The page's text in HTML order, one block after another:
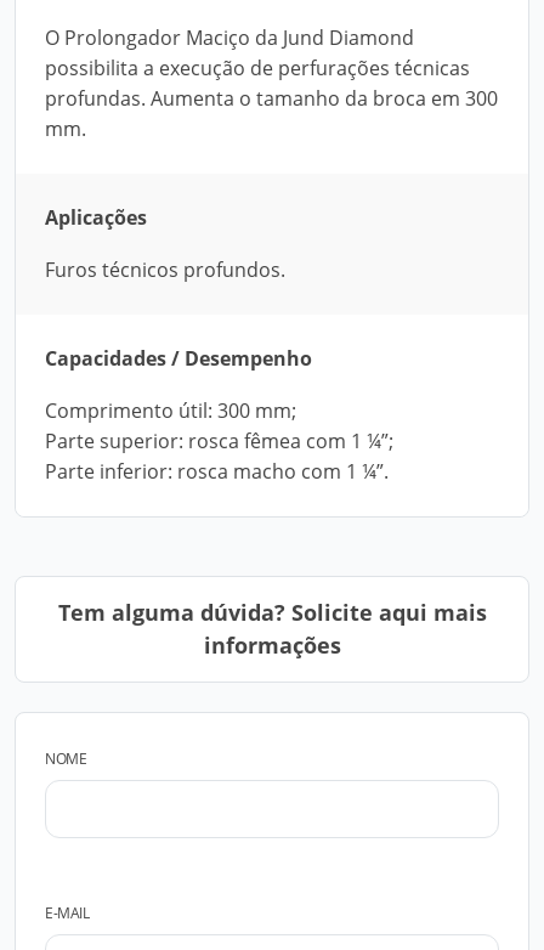
O Prolongador Maciço da Jund Diamond
possibilita a execução de perfurações técnicas
profundas. Aumenta o tamanho da broca em 300
mm.
Aplicações
Furos técnicos profundos.
Capacidades / Desempenho
Comprimento útil: 300 mm;
Parte superior: rosca fêmea com 1 ¼”;
Parte inferior: rosca macho com 1 ¼”.
Tem alguma dúvida? Solicite aqui mais
informações
NOME
E-MAIL